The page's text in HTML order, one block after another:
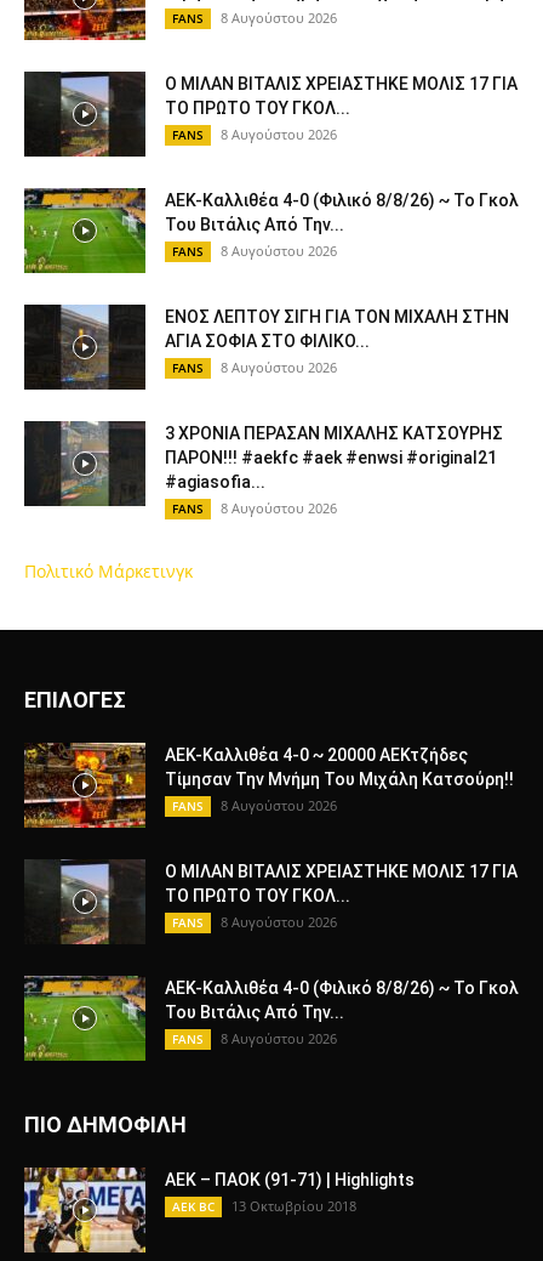
FANS 8 Αυγούστου 2026
Ο ΜΙΛΑΝ ΒΙΤΑΛΙΣ ΧΡΕΙΑΣΤΗΚΕ ΜΟΛΙΣ 17 ΓΙΑ
ΤΟ ΠΡΩΤΟ ΤΟΥ ΓΚΟΛ...
FANS 8 Αυγούστου 2026
ΑΕΚ-Καλλιθέα 4-0 (Φιλικό 8/8/26) ~ Το Γκολ
Του Βιτάλις Από Την...
FANS 8 Αυγούστου 2026
ΕΝΟΣ ΛΕΠΤΟΥ ΣΙΓΗ ΓΙΑ ΤΟΝ ΜΙΧΑΛΗ ΣΤΗΝ
ΑΓΙΑ ΣΟΦΙΑ ΣΤΟ ΦΙΛΙΚΟ...
FANS 8 Αυγούστου 2026
3 ΧΡΟΝΙΑ ΠΕΡΑΣΑΝ ΜΙΧΑΛΗΣ ΚΑΤΣΟΥΡΗΣ
ΠΑΡΟΝ!!! #aekfc #aek #enwsi #original21
#agiasofia...
FANS 8 Αυγούστου 2026
Πολιτικό Μάρκετινγκ
ΕΠΙΛΟΓΕΣ
ΑΕΚ-Καλλιθέα 4-0 ~ 20000 ΑΕΚτζήδες
Τίμησαν Την Μνήμη Του Μιχάλη Κατσούρη!!
FANS 8 Αυγούστου 2026
Ο ΜΙΛΑΝ ΒΙΤΑΛΙΣ ΧΡΕΙΑΣΤΗΚΕ ΜΟΛΙΣ 17 ΓΙΑ
ΤΟ ΠΡΩΤΟ ΤΟΥ ΓΚΟΛ...
FANS 8 Αυγούστου 2026
ΑΕΚ-Καλλιθέα 4-0 (Φιλικό 8/8/26) ~ Το Γκολ
Του Βιτάλις Από Την...
FANS 8 Αυγούστου 2026
ΠΙΟ ΔΗΜΟΦΙΛΗ
AEK – ΠΑΟΚ (91-71) | Highlights
AEK BC 13 Οκτωβρίου 2018